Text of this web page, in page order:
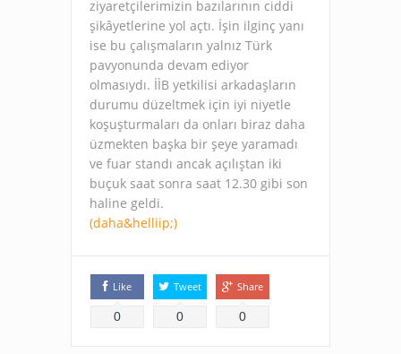
ziyaretçilerimizin bazılarının ciddi
şikâyetlerine yol açtı. İşin ilginç yanı
ise bu çalışmaların yalnız Türk
pavyonunda devam ediyor
olmasıydı. İİB yetkilisi arkadaşların
durumu düzeltmek için iyi niyetle
koşuşturmaları da onları biraz daha
üzmekten başka bir şeye yaramadı
ve fuar standı ancak açılıştan iki
buçuk saat sonra saat 12.30 gibi son
haline geldi.
(daha&helliip;)
Like
0
Tweet
0
Share
0